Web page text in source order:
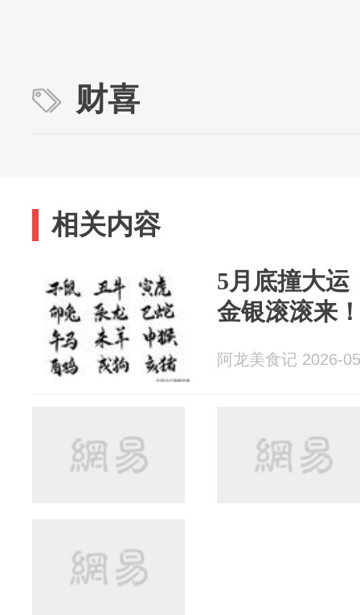
财喜
相关内容
5月底撞大运
金银滚滚来
阿龙美食记 2026-